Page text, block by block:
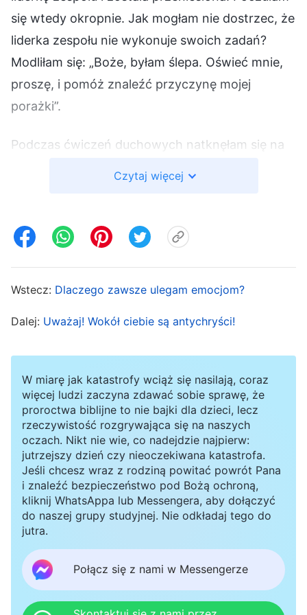
się wtedy okropnie. Jak mogłam nie dostrzec, że
liderka zespołu nie wykonuje swoich zadań?
Modliłam się: „Boże, byłam ślepa. Oświeć mnie,
proszę, i pomóż znaleźć przyczynę mojej
porażki”.
Podczas ćwiczeń duchowych natknęłam się na
wykonują rzeczywistej pracy lub zaniedbują
potem nadzorujący zajmie się wszystkimi
sprawami związanymi z pracą, a przywódca
o postępy, będzie mógł się trzymać z boku. Jeśli
ktoś zgłosi problem z nadzorującym, fałszywy
przywódca powie: »To tylko drobny problem,
wszystko jest w porządku. Dacie sobie radę
sami, nie proście mnie«. Osoba zgłaszająca
problem mówi: »Ten nadzorujący to leniwy
żarłok. Nic nie robi, tylko je, zapewnia sobie
rozrywki i jest leniwy do szpiku kości. Nie chce
znosić nawet odrobiny trudności w wypełnianiu
swoich obowiązków, przez cały czas znajduje
sposoby, by oszukiwać i wymyśla wymówki,
Czytaj więcej
Wstecz: Dlaczego zawsze ulegam emocjom?
Dalej: Uważaj! Wokół ciebie są antychryści!
W miarę jak katastrofy wciąż się nasilają, coraz
więcej ludzi zaczyna zdawać sobie sprawę, że
proroctwa biblijne to nie bajki dla dzieci, lecz
rzeczywistość rozgrywająca się na naszych
oczach. Nikt nie wie, co nadejdzie najpierw:
jutrzejszy dzień czy nieoczekiwana katastrofa.
Jeśli chcesz wraz z rodziną powitać powrót Pana
i znaleźć bezpieczeństwo pod Bożą ochroną,
kliknij WhatsAppa lub Messengera, aby dołączyć
do naszej grupy studyjnej. Nie odkładaj tego do
jutra.
Połącz się z nami w Messengerze